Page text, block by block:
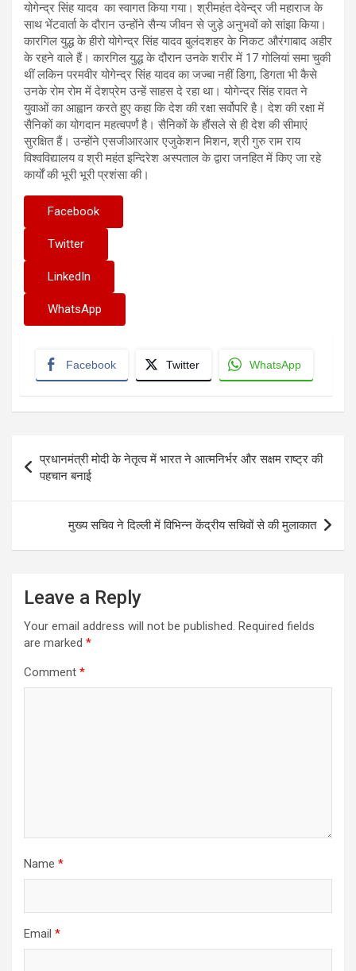
योगेन्द्र सिंह यादव का स्वागत किया गया। श्रीमहंत देवेन्द्र जी महाराज के
साथ भेंटवार्ता के दौरान उन्होंने सैन्य जीवन से जुड़े अनुभवों को सांझा किया।
कारगिल युद्ध के हीरो योगेन्द्र सिंह यादव बुलंदशहर के निकट औरंगाबाद अहीर
के रहने वाले हैं। कारगिल युद्ध के दौरान उनके शरीर में 17 गोलियां समा चुकी
थीं लकिन परमवीर योगेन्द्र सिंह यादव का जज्बा नहीं डिगा, डिगता भी कैसे
उनके रोम रोम में देशप्रेम उन्हें साहस दे रहा था। योगेन्द्र सिंह रावत ने
युवाओं का आह्वान करते हुए कहा कि देश की रक्षा सर्वोपरि है। देश की रक्षा में
सैनिकों का योगदान महत्वपर्णं है। सैनिकों के हौंसले से ही देश की सीमाएं
सुरक्षित हैं। उन्होंने एसजीआरआर एजुकेशन मिशन, श्री गुरु राम राय
विश्वविद्यालय व श्री महंत इन्दिरेश अस्पताल के द्वारा जनहित में किए जा रहे
कार्यों की भूरी भूरी प्रशंसा की।
Facebook
Twitter
LinkedIn
WhatsApp
Facebook Twitter WhatsApp
navigation
प्रधानमंत्री मोदी के नेतृत्व में भारत ने आत्मनिर्भर और सक्षम राष्ट्र की
पहचान बनाई
मुख्य सचिव ने दिल्ली में विभिन्न केंद्रीय सचिवों से की मुलाकात
Leave a Reply
Your email address will not be published. Required fields
are marked *
Comment *
Name *
Email *